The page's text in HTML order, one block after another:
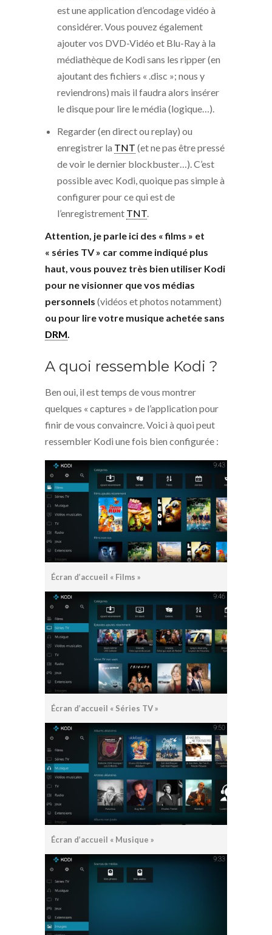
est une application d’encodage vidéo à
considérer. Vous pouvez également
ajouter vos DVD-Vidéo et Blu-Ray à la
médiathèque de Kodi sans les ripper (en
ajoutant des fichiers « .disc »; nous y
reviendrons) mais il faudra alors insérer
le disque pour lire le média (logique…).
Regarder (en direct ou replay) ou
enregistrer la TNT (et ne pas être pressé
de voir le dernier blockbuster…). C’est
possible avec Kodi, quoique pas simple à
configurer pour ce qui est de
l’enregistrement TNT
Attention, je parle ici des « films » et
« séries TV » car comme indiqué plus
haut, vous pouvez très bien utiliser Kodi
pour ne visionner que vos médias
personnels (vidéos et photos notamment)
ou pour lire votre musique achetée sans
DRM
A quoi ressemble Kodi ?
Ben oui, il est temps de vous montrer
quelques « captures » de l’application pour
finir de vous convaincre. Voici à quoi peut
ressembler Kodi une fois bien configurée :
Écran d’accueil « Films »
Écran d’accueil « Séries TV »
Écran d’accueil « Musique »